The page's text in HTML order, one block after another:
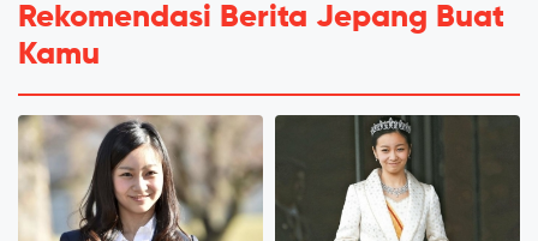
Rekomendasi Berita Jepang Buat
Kamu